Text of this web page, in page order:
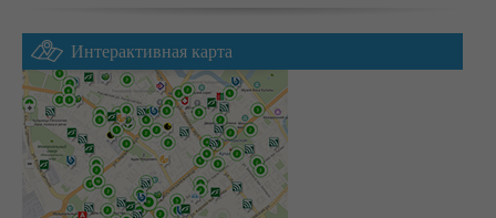
Интерактивная карта